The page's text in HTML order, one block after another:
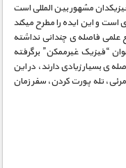
مشهور بین­ المللی است
است و این ایده را مطرح می­کند
علمی فاصله­ ی چندانی نداشته
“فیزیک غیرممکن” برگرفته
ی بسیار زیادی دارند، در این
تله­ پورت کردن، سفر زمان